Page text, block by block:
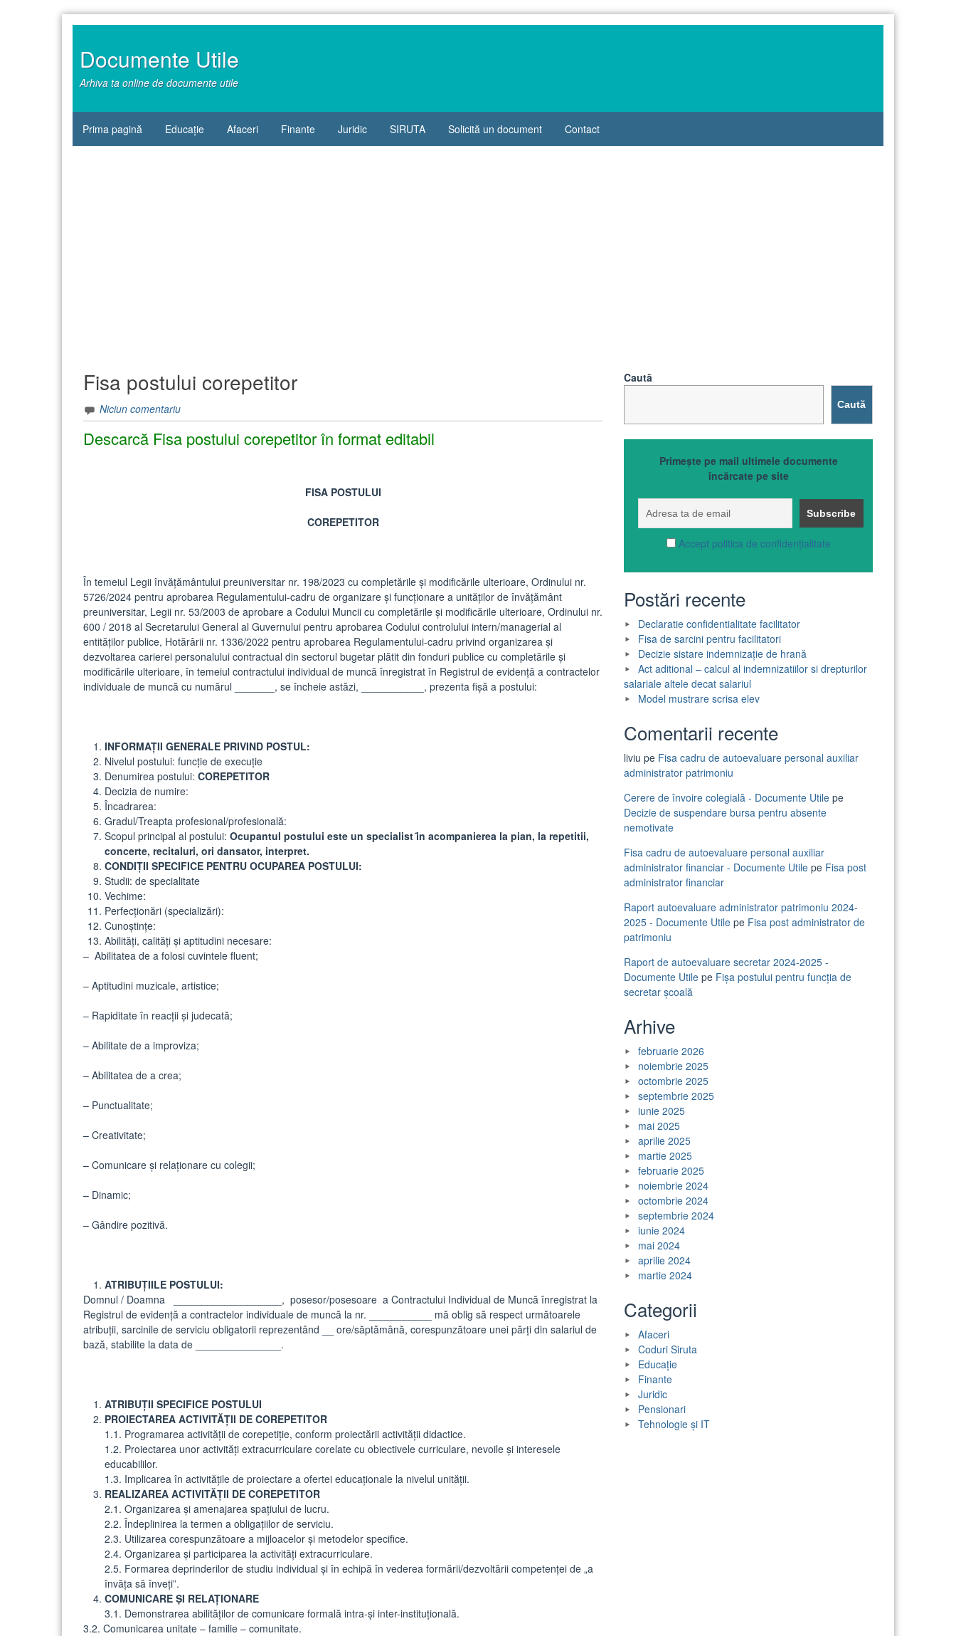
Documente Utile
Arhiva ta online de documente utile
Prima pagină Educație Afaceri Finante Juridic SIRUTA Solicită un document Contact
Fisa postului corepetitor
Niciun comentariu
Descarcă Fisa postului corepetitor în format editabil
FISA POSTULUI
COREPETITOR
În temeiul Legii învăţământului preuniversitar nr. 198/2023 cu completările și modificările ulterioare, Ordinului nr.
5726/2024 pentru aprobarea Regulamentului-cadru de organizare şi funcţionare a unităţilor de învăţământ
preuniversitar, Legii nr. 53/2003 de aprobare a Codului Muncii cu completările și modificările ulterioare, Ordinului nr.
600 / 2018 al Secretarului General al Guvernului pentru aprobarea Codului controlului intern/managerial al
entităţilor publice, Hotărârii nr. 1336/2022 pentru aprobarea Regulamentului-cadru privind organizarea şi
dezvoltarea carierei personalului contractual din sectorul bugetar plătit din fonduri publice cu completările și
modificările ulterioare, în temeiul contractului individual de muncă înregistrat în Registrul de evidenţă a contractelor
individuale de muncă cu numărul _______, se încheie astăzi, ___________, prezenta fişă a postului:
INFORMAŢII GENERALE PRIVIND POSTUL:
Nivelul postului: funcție de execuție
Denumirea postului: COREPETITOR
Decizia de numire:
Încadrarea:
Gradul/Treapta profesional/profesională:
Scopul principal al postului: Ocupantul postului este un specialist ȋn acompanierea la pian, la repetitii,
concerte, recitaluri, ori dansator, interpret.
CONDIŢII SPECIFICE PENTRU OCUPAREA POSTULUI:
Studii: de specialitate
Vechime:
Perfecţionări (specializări):
Cunoştinţe:
Abilităţi, calităţi şi aptitudini necesare:
– Abilitatea de a folosi cuvintele fluent;
– Aptitudini muzicale, artistice;
– Rapiditate în reacţii şi judecată;
– Abilitate de a improviza;
– Abilitatea de a crea;
– Punctualitate;
– Creativitate;
– Comunicare şi relaţionare cu colegii;
– Dinamic;
– Gândire pozitivă.
ATRIBUŢIILE POSTULUI:
Domnul / Doamna ___________________, posesor/posesoare a Contractului Individual de Muncă înregistrat la
Registrul de evidenţă a contractelor individuale de muncă la nr. ___________ mă oblig să respect următoarele
atribuții, sarcinile de serviciu obligatorii reprezentând __ ore/săptămână, corespunzătoare unei părţi din salariul de
bază, stabilite la data de _______________.
ATRIBUŢII SPECIFICE POSTULUI
PROIECTAREA ACTIVITĂȚII DE COREPETITOR
1.1. Programarea activității de corepetiție, conform proiectării activității didactice.
1.2. Proiectarea unor activităţi extracurriculare corelate cu obiectivele curriculare, nevoile şi interesele
educabililor.
1.3. Implicarea în activităţile de proiectare a ofertei educaţionale la nivelul unităţii.
REALIZAREA ACTIVITĂȚII DE COREPETITOR
2.1. Organizarea şi amenajarea spaţiului de lucru.
2.2. Îndeplinirea la termen a obligaţiilor de serviciu.
2.3. Utilizarea corespunzătoare a mijloacelor şi metodelor specifice.
2.4. Organizarea şi participarea la activităţi extracurriculare.
2.5. Formarea deprinderilor de studiu individual şi în echipă în vederea formării/dezvoltării competenţei de „a
învăţa să înveţi”.
COMUNICARE ȘI RELAȚIONARE
3.1. Demonstrarea abilităţilor de comunicare formală intra-şi inter-instituţională.
3.2. Comunicarea unitate – familie – comunitate.
Caută
Caută
Primește pe mail ultimele documente
încărcate pe site
Accept politica de confidențialitate
Postări recente
Declaratie confidentialitate facilitator
Fisa de sarcini pentru facilitatori
Decizie sistare indemnizație de hrană
Act aditional – calcul al indemnizatiilor si drepturilor
salariale altele decat salariul
Model mustrare scrisa elev
Comentarii recente
liviu pe Fisa cadru de autoevaluare personal auxiliar
administrator patrimoniu
Cerere de învoire colegială - Documente Utile pe
Decizie de suspendare bursa pentru absente
nemotivate
Fisa cadru de autoevaluare personal auxiliar
administrator financiar - Documente Utile pe Fisa post
administrator financiar
Raport autoevaluare administrator patrimoniu 2024-
2025 - Documente Utile pe Fisa post administrator de
patrimoniu
Raport de autoevaluare secretar 2024-2025 -
Documente Utile pe Fișa postului pentru funcția de
secretar școală
Arhive
februarie 2026
noiembrie 2025
octombrie 2025
septembrie 2025
iunie 2025
mai 2025
aprilie 2025
martie 2025
februarie 2025
noiembrie 2024
octombrie 2024
septembrie 2024
iunie 2024
mai 2024
aprilie 2024
martie 2024
Categorii
Afaceri
Coduri Siruta
Educație
Finante
Juridic
Pensionari
Tehnologie și IT